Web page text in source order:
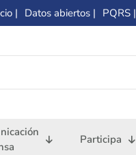
| Datos abiertos | PQRS |
Participa